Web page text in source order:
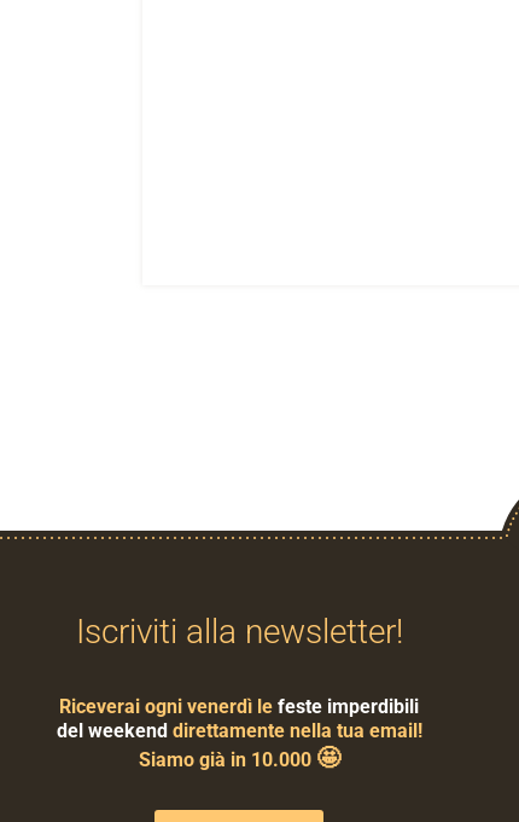
Iscriviti alla newsletter!
Riceverai ogni venerdì le feste imperdibili
del weekend direttamente nella tua email!
Siamo già in 10.000 🤩